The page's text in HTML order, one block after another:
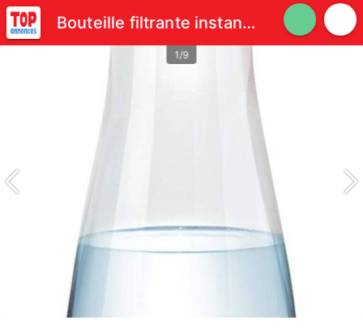
Bouteille filtrante instantanée, EN VERRE
1/9